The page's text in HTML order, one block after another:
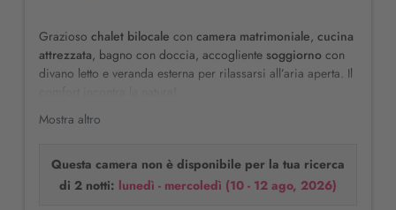
Grazioso chalet bilocale con camera matrimoniale, cucina
attrezzata, bagno con doccia, accogliente soggiorno con
divano letto e veranda esterna per rilassarsi all’aria aperta. Il
Politiche di cancellazione:
cancellazione fino al giorno dell'arrivo la caparra verrà
trattenuta, se non si è stipulata la Garanzia di Viaggio.
Mostra altro
Questa camera non è disponibile per la tua ricerca
di 2 notti: lunedì - mercoledì (10 - 12 ago, 2026)